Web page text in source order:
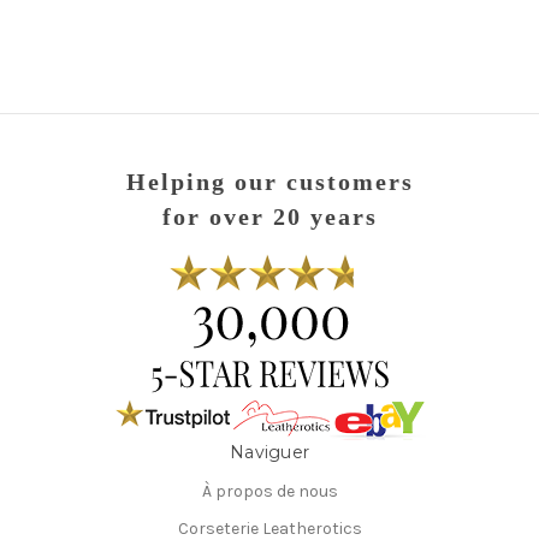
Helping our customers
for over 20 years
Naviguer
À propos de nous
Corseterie Leatherotics